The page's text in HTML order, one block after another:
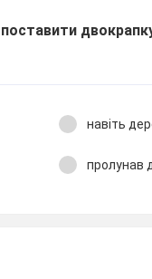
навіть
пролунав